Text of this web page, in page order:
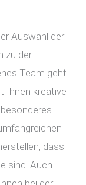
Auswahl der
zu der
Team geht
Ihnen kreative
dass
sind. Auch